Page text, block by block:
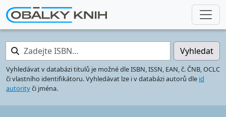
Zadejte ISBN… Vyhledat
Vyhledávat v databázi titulů je možné dle ISBN, ISSN, EAN, č. ČNB, OCLC
či vlastního identifikátoru. Vyhledávat lze i v databázi autorů dle id
autorityči jména.